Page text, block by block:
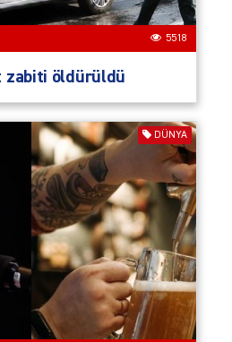
5518
zabiti öldürüldü
DÜNYA